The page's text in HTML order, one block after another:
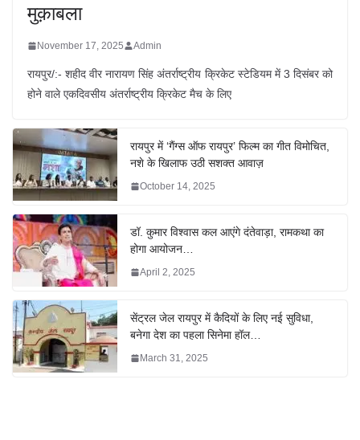
मुक़ाबला
November 17, 2025 Admin
रायपुर/:- शहीद वीर नारायण सिंह अंतर्राष्ट्रीय क्रिकेट स्टेडियम में 3 दिसंबर को
होने वाले एकदिवसीय अंतर्राष्ट्रीय क्रिकेट मैच के लिए
रायपुर में ‘गैंग्स ऑफ रायपुर’ फिल्म का गीत विमोचित,
नशे के खिलाफ उठी सशक्त आवाज़
October 14, 2025
डॉ. कुमार विश्वास कल आएंगे दंतेवाड़ा, रामकथा का
होगा आयोजन…
April 2, 2025
सेंट्रल जेल रायपुर में कैदियों के लिए नई सुविधा,
बनेगा देश का पहला सिनेमा हॉल…
March 31, 2025